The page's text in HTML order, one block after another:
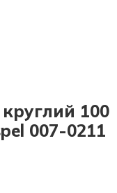
100
007-0211